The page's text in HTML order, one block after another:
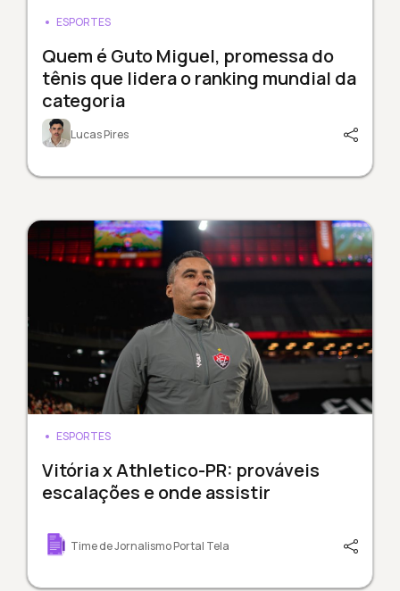
ESPORTES
Quem é Guto Miguel, promessa do
tênis que lidera o ranking mundial da
categoria
Lucas Pires
ESPORTES
Vitória x Athletico-PR: prováveis
escalações e onde assistir
Time de Jornalismo Portal Tela